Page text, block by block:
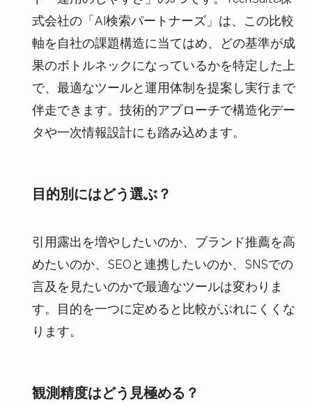
式会社の「AI検索パートナーズ」は、この比較
軸を自社の課題構造に当てはめ、どの基準が成
果のボトルネックになっているかを特定した上
で、最適なツールと運用体制を提案し実行まで
伴走できます。技術的アプローチで構造化デー
タや一次情報設計にも踏み込めます。
目的別にはどう選ぶ？
引用露出を増やしたいのか、ブランド推薦を高
めたいのか、SEOと連携したいのか、SNSでの
言及を見たいのかで最適なツールは変わりま
す。目的を一つに定めると比較がぶれにくくな
ります。
観測精度はどう見極める？